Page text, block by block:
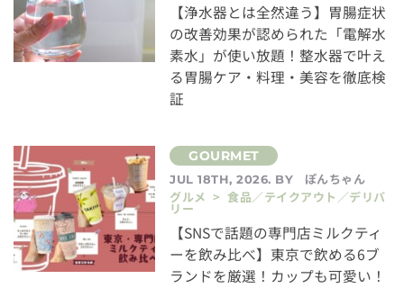
【浄水器とは全然違う】胃腸症状
の改善効果が認められた「電解水
素水」が使い放題！整水器で叶え
る胃腸ケア・料理・美容を徹底検
証
JUL 18TH, 2026. BY
ぽんちゃん
グルメ > 食品／テイクアウト／デリバ
リー
【SNSで話題の専門店ミルクティ
ーを飲み比べ】東京で飲める6ブ
ランドを厳選！カップも可愛い！